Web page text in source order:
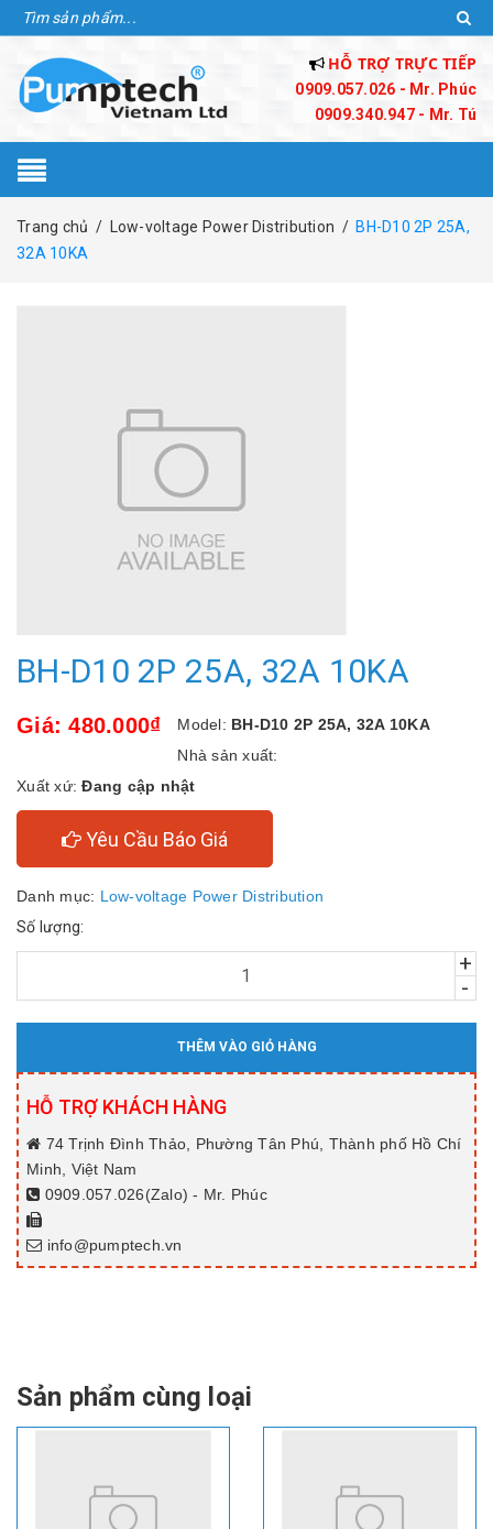
HỖ TRỢ TRỰC TIẾP
0909.057.026 - Mr. Phúc
0909.340.947 - Mr. Tú
Trang chủ / Low-voltage Power Distribution / BH-D10 2P 25A,
32A 10KA
BH-D10 2P 25A, 32A 10KA
Giá: 480.000₫ Model: BH-D10 2P 25A, 32A 10KA
Nhà sản xuất:
Xuất xứ:Đang cập nhật
Yêu Cầu Báo Giá
Danh mục: Low-voltage Power Distribution
Số lượng:
+
-
THÊM VÀO GIỎ HÀNG
HỖ TRỢ KHÁCH HÀNG
74 Trịnh Đình Thảo, Phường Tân Phú, Thành phố Hồ Chí
Minh, Việt Nam
0909.057.026(Zalo) - Mr. Phúc
info@pumptech.vn
Sản phẩm cùng loại